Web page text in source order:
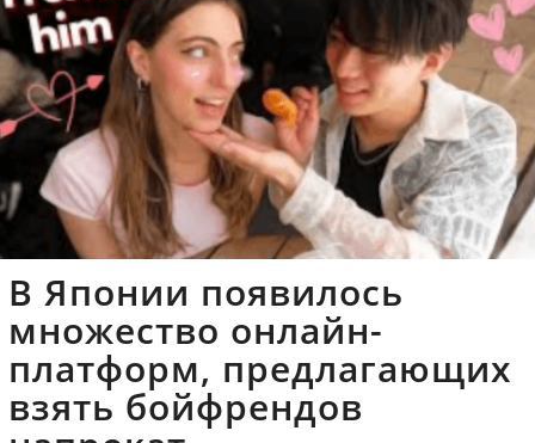
В Японии появилось
множество онлайн-
платформ, предлагающих
взять бойфрендов